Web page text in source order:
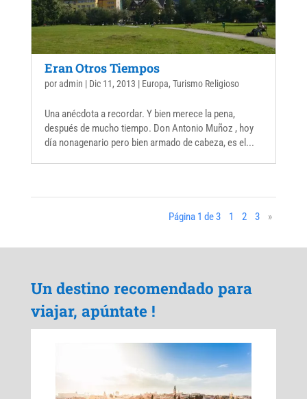
Eran Otros Tiempos
poradmin | Dic 11, 2013 | Europa, Turismo Religioso
Una anécdota a recordar. Y bien merece la pena,
después de mucho tiempo. Don Antonio Muñoz , hoy
día nonagenario pero bien armado de cabeza, es el...
Página 1 de 3 1 2 3 »
Un destino recomendado para
viajar, apúntate !